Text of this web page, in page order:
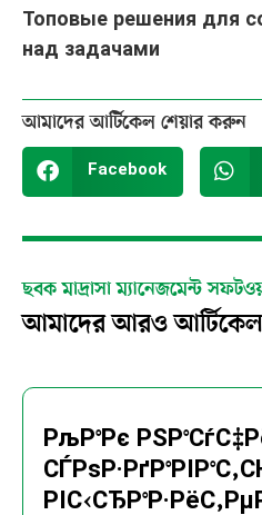
Топовые решения для
над задачами
আমাদের আর্টিকেল শেয়ার করুন
Facebook
ছবক মাদ্রাসা ম্যানেজমেন্ট
আমাদের আরও
РљР°Рє